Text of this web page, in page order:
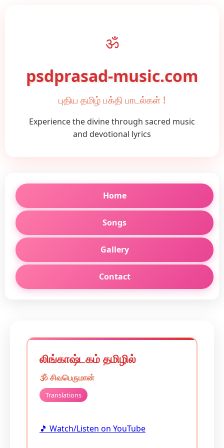
ॐ
psdprasad-music.com
புதிய தமிழ் பக்தி பாடல்கள் !
Experience the divine through sacred music
and devotional lyrics
Home
Songs
Gallery
Contact
லிங்காஷ்டகம் தமிழில்
🕉️சிவபெருமான்
Translations
🎵 Watch/Listen on YouTube